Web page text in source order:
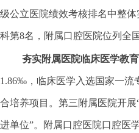
级公立医院绩效考核排名中整
科第8名，附属口腔医院位列全
夯实附属医院临床医学教育
1.86‰，临床医学入选国家一流
合培养项目。第三附属医院开
进单位”。附属口腔医院口腔医